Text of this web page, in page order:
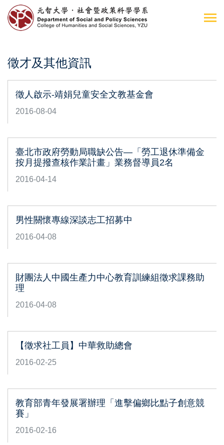
徵才及其他資訊
徵人啟示-靖娟兒童安全文教基金會
2016-08-04
臺北市政府勞動局職缺公告—「勞工退休準備金
按月提撥查核作業計畫」業務督導員2名
2016-04-14
男性關懷專線深談志工招募中
2016-04-08
財團法人中國生產力中心教育訓練組徵求課務助
理
2016-04-08
【徵求社工員】中華救助總會
2016-02-25
教育部青年發展署辦理「進擊偏鄉比點子創意競
賽」
2016-02-16